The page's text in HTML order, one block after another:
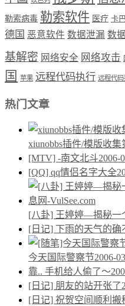
勒索病毒 勒索软件 医疗 卡
德国 恶意软件 数据泄漏 数
基解密 网络安全 网络攻击
国
苹果 远程代码执行 远程代码
热门文章
xiunobbs插件/模版收集
[MTV] -南文北斗2006-
[QQ] qq情侣名字大全
[八卦] 王婷婷—揭秘一
[日记] 下雨的天气的确
今天国际警察节2006-
靠.. 手机给人偷了～
[日记] 朋友的站开张了
[日记] 祝贺空间顺利搬